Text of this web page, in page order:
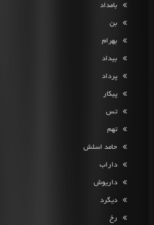
بامداد
بن
بهرام
بیداد
پرداد
پیکار
تس
تهم
حامد اسلش
داراب
داریوش
دیگرد
رخ